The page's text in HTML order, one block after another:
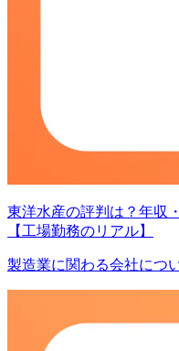
東洋水産の評判は？年収
【工場勤務のリアル】
製造業に関わる会社につ